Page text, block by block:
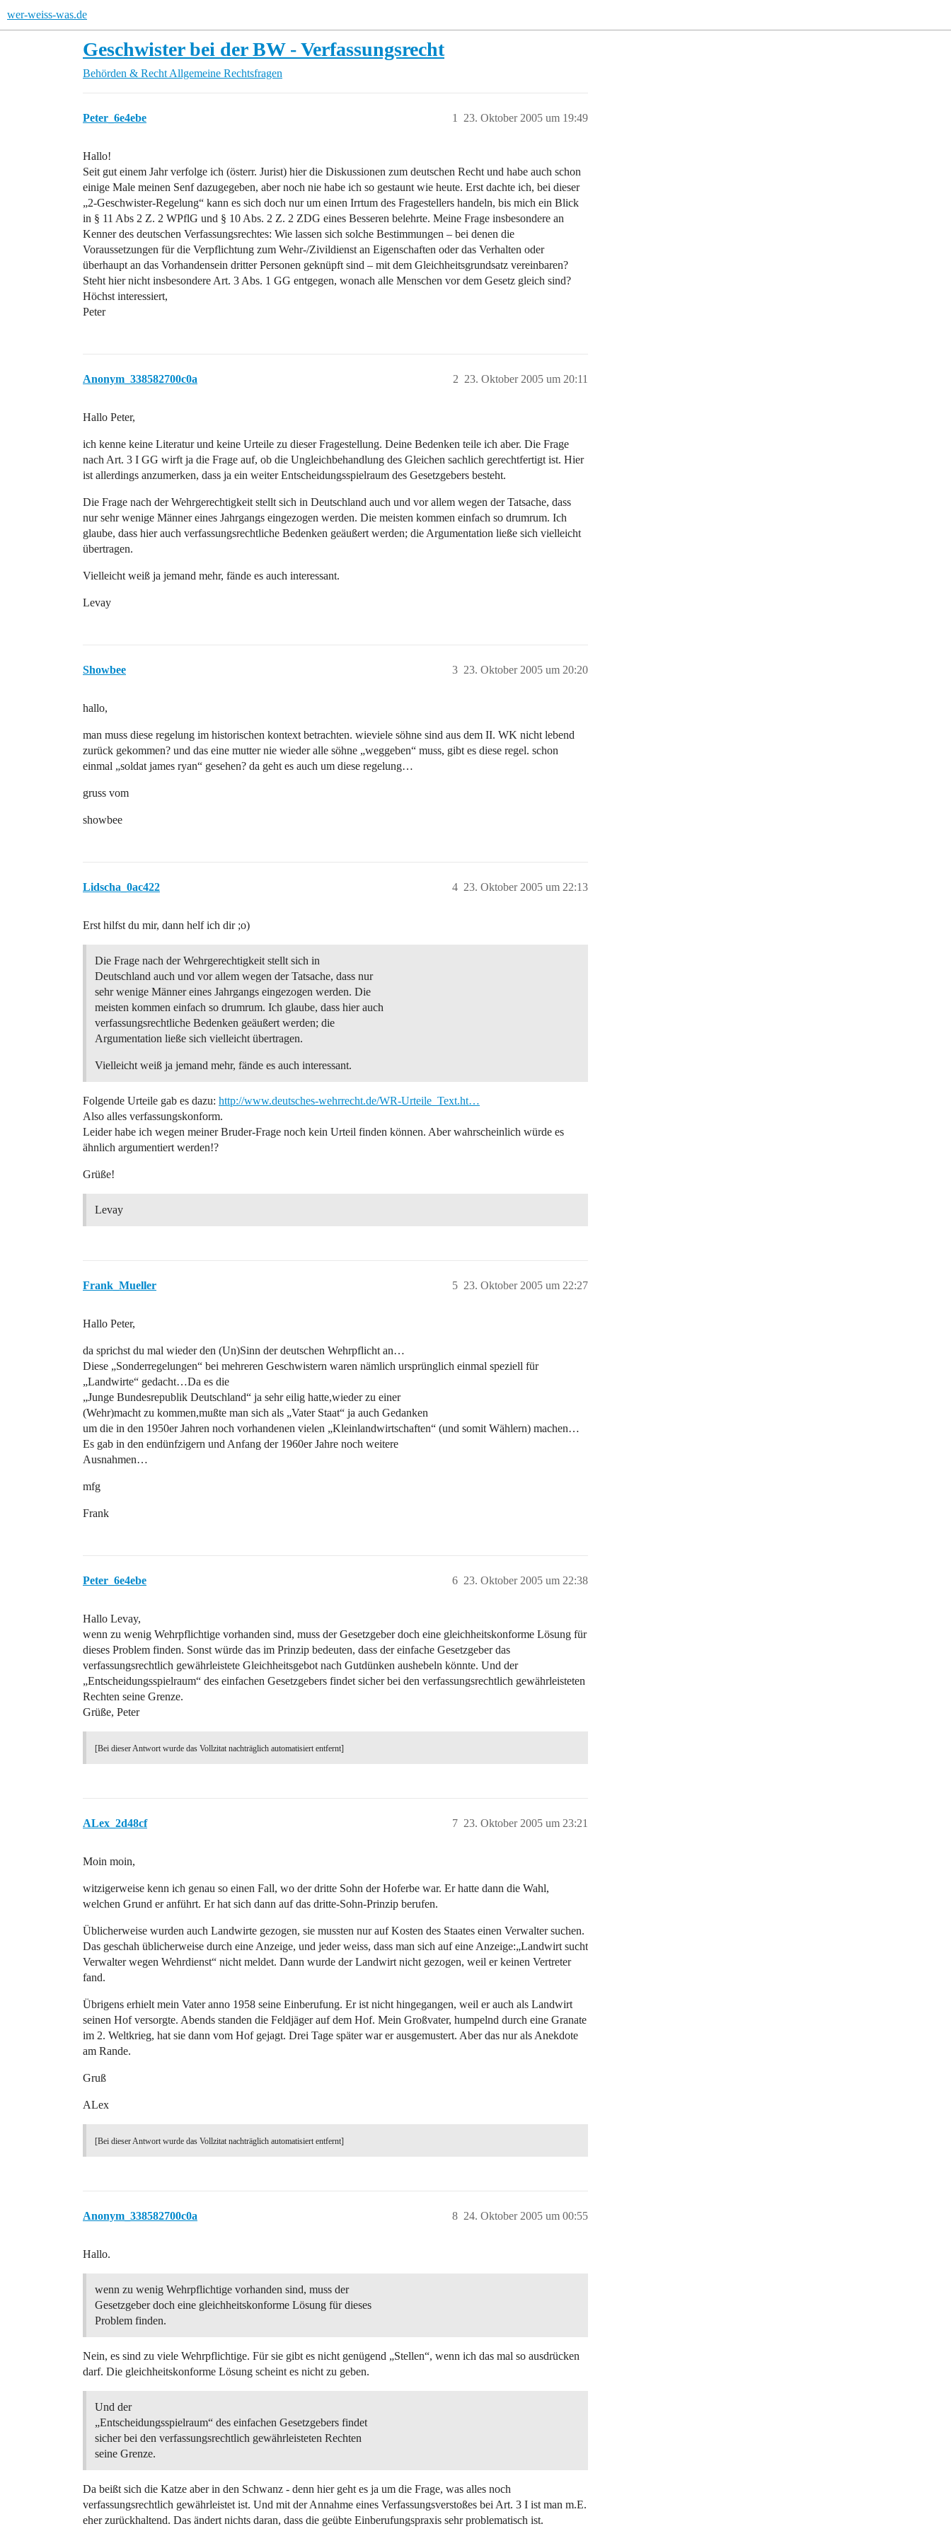
wer-weiss-was.de
Geschwister bei der BW - Verfassungsrecht
Behörden & Recht Allgemeine Rechtsfragen
Peter_6e4ebe 23. Oktober 2005 um 19:49
1
Hallo!
Seit gut einem Jahr verfolge ich (österr. Jurist) hier die Diskussionen zum deutschen Recht und habe auch schon
einige Male meinen Senf dazugegeben, aber noch nie habe ich so gestaunt wie heute. Erst dachte ich, bei dieser
„2-Geschwister-Regelung“ kann es sich doch nur um einen Irrtum des Fragestellers handeln, bis mich ein Blick
in § 11 Abs 2 Z. 2 WPflG und § 10 Abs. 2 Z. 2 ZDG eines Besseren belehrte. Meine Frage insbesondere an
Kenner des deutschen Verfassungsrechtes: Wie lassen sich solche Bestimmungen – bei denen die
Voraussetzungen für die Verpflichtung zum Wehr-/Zivildienst an Eigenschaften oder das Verhalten oder
überhaupt an das Vorhandensein dritter Personen geknüpft sind – mit dem Gleichheitsgrundsatz vereinbaren?
Steht hier nicht insbesondere Art. 3 Abs. 1 GG entgegen, wonach alle Menschen vor dem Gesetz gleich sind?
Höchst interessiert,
Peter
Anonym_338582700c0a 23. Oktober 2005 um 20:11
2
Hallo Peter,
ich kenne keine Literatur und keine Urteile zu dieser Fragestellung. Deine Bedenken teile ich aber. Die Frage
nach Art. 3 I GG wirft ja die Frage auf, ob die Ungleichbehandlung des Gleichen sachlich gerechtfertigt ist. Hier
ist allerdings anzumerken, dass ja ein weiter Entscheidungsspielraum des Gesetzgebers besteht.
Die Frage nach der Wehrgerechtigkeit stellt sich in Deutschland auch und vor allem wegen der Tatsache, dass
nur sehr wenige Männer eines Jahrgangs eingezogen werden. Die meisten kommen einfach so drumrum. Ich
glaube, dass hier auch verfassungsrechtliche Bedenken geäußert werden; die Argumentation ließe sich vielleicht
übertragen.
Vielleicht weiß ja jemand mehr, fände es auch interessant.
Levay
Showbee 23. Oktober 2005 um 20:20
3
hallo,
man muss diese regelung im historischen kontext betrachten. wieviele söhne sind aus dem II. WK nicht lebend
zurück gekommen? und das eine mutter nie wieder alle söhne „weggeben“ muss, gibt es diese regel. schon
einmal „soldat james ryan“ gesehen? da geht es auch um diese regelung…
gruss vom
showbee
Lidscha_0ac422 23. Oktober 2005 um 22:13
4
Erst hilfst du mir, dann helf ich dir ;o)
Die Frage nach der Wehrgerechtigkeit stellt sich in
Deutschland auch und vor allem wegen der Tatsache, dass nur
sehr wenige Männer eines Jahrgangs eingezogen werden. Die
meisten kommen einfach so drumrum. Ich glaube, dass hier auch
verfassungsrechtliche Bedenken geäußert werden; die
Argumentation ließe sich vielleicht übertragen.
Vielleicht weiß ja jemand mehr, fände es auch interessant.
Folgende Urteile gab es dazu: http://www.deutsches-wehrrecht.de/WR-Urteile_Text.ht…
Also alles verfassungskonform.
Leider habe ich wegen meiner Bruder-Frage noch kein Urteil finden können. Aber wahrscheinlich würde es
ähnlich argumentiert werden!?
Grüße!
Levay
Frank_Mueller 23. Oktober 2005 um 22:27
5
Hallo Peter,
da sprichst du mal wieder den (Un)Sinn der deutschen Wehrpflicht an…
Diese „Sonderregelungen“ bei mehreren Geschwistern waren nämlich ursprünglich einmal speziell für
„Landwirte“ gedacht…Da es die
„Junge Bundesrepublik Deutschland“ ja sehr eilig hatte,wieder zu einer
(Wehr)macht zu kommen,mußte man sich als „Vater Staat“ ja auch Gedanken
um die in den 1950er Jahren noch vorhandenen vielen „Kleinlandwirtschaften“ (und somit Wählern) machen…
Es gab in den endünfzigern und Anfang der 1960er Jahre noch weitere
Ausnahmen…
mfg
Frank
Peter_6e4ebe 23. Oktober 2005 um 22:38
6
Hallo Levay,
wenn zu wenig Wehrpflichtige vorhanden sind, muss der Gesetzgeber doch eine gleichheitskonforme Lösung für
dieses Problem finden. Sonst würde das im Prinzip bedeuten, dass der einfache Gesetzgeber das
verfassungsrechtlich gewährleistete Gleichheitsgebot nach Gutdünken aushebeln könnte. Und der
„Entscheidungsspielraum“ des einfachen Gesetzgebers findet sicher bei den verfassungsrechtlich gewährleisteten
Rechten seine Grenze.
Grüße, Peter
[Bei dieser Antwort wurde das Vollzitat nachträglich automatisiert entfernt]
ALex_2d48cf 23. Oktober 2005 um 23:21
7
Moin moin,
witzigerweise kenn ich genau so einen Fall, wo der dritte Sohn der Hoferbe war. Er hatte dann die Wahl,
welchen Grund er anführt. Er hat sich dann auf das dritte-Sohn-Prinzip berufen.
Üblicherweise wurden auch Landwirte gezogen, sie mussten nur auf Kosten des Staates einen Verwalter suchen.
Das geschah üblicherweise durch eine Anzeige, und jeder weiss, dass man sich auf eine Anzeige:„Landwirt sucht
Verwalter wegen Wehrdienst“ nicht meldet. Dann wurde der Landwirt nicht gezogen, weil er keinen Vertreter
fand.
Übrigens erhielt mein Vater anno 1958 seine Einberufung. Er ist nicht hingegangen, weil er auch als Landwirt
seinen Hof versorgte. Abends standen die Feldjäger auf dem Hof. Mein Großvater, humpelnd durch eine Granate
im 2. Weltkrieg, hat sie dann vom Hof gejagt. Drei Tage später war er ausgemustert. Aber das nur als Anekdote
am Rande.
Gruß
ALex
[Bei dieser Antwort wurde das Vollzitat nachträglich automatisiert entfernt]
Anonym_338582700c0a 24. Oktober 2005 um 00:55
8
Hallo.
wenn zu wenig Wehrpflichtige vorhanden sind, muss der
Gesetzgeber doch eine gleichheitskonforme Lösung für dieses
Problem finden.
Nein, es sind zu viele Wehrpflichtige. Für sie gibt es nicht genügend „Stellen“, wenn ich das mal so ausdrücken
darf. Die gleichheitskonforme Lösung scheint es nicht zu geben.
Und der
„Entscheidungsspielraum“ des einfachen Gesetzgebers findet
sicher bei den verfassungsrechtlich gewährleisteten Rechten
seine Grenze.
Da beißt sich die Katze aber in den Schwanz - denn hier geht es ja um die Frage, was alles noch
verfassungsrechtlich gewährleistet ist. Und mit der Annahme eines Verfassungsverstoßes bei Art. 3 I ist man m.E.
eher zurückhaltend. Das ändert nichts daran, dass die geübte Einberufungspraxis sehr problematisch ist.